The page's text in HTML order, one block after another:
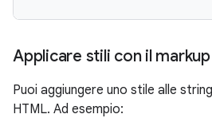
Applicare stili con il
Puoi aggiungere uno stile alle
HTML. Ad esempio: